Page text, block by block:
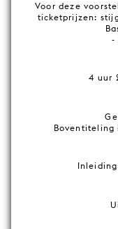
Voor deze
ticketprijzen:
-
4 uur
Boventiteling